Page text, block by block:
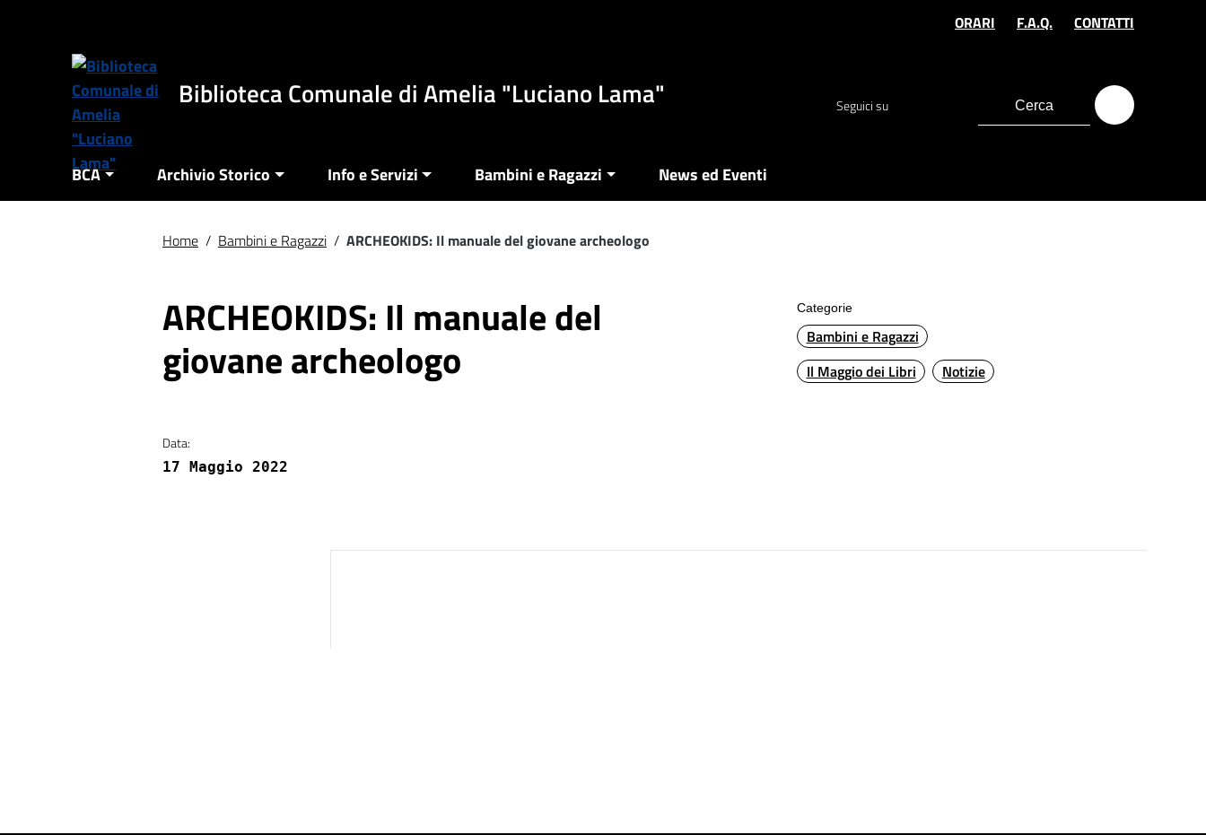
Vai al footer
ORARI F.A.Q. CONTATTI
Biblioteca Comunale di Amelia "Luciano Lama" Seguici su
BCA Archivio Storico Info e Servizi Bambini e Ragazzi News ed Eventi
Home / Bambini e Ragazzi / ARCHEOKIDS: Il manuale del giovane archeologo
ARCHEOKIDS: Il manuale del
giovane archeologo
Categorie
Bambini e Ragazzi
Il Maggio dei Libri
Notizie
Data:
17 Maggio 2022